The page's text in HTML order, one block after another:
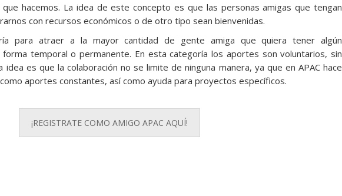
hacemos. La idea de este concepto es que las personas amigas que tengan
con recursos económicos o de otro tipo sean bienvenidas.
para atraer a la mayor cantidad de gente amiga que quiera tener algún
forma temporal o permanente. En esta categoría los aportes son voluntarios, sin
idea es que la colaboración no se limite de ninguna manera, ya que en APAC hace
aportes constantes, así como ayuda para proyectos específicos.
¡REGISTRATE COMO AMIGO APAC AQUÍ!